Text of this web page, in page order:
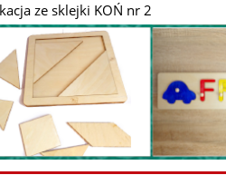
ze sklejki KOŃ nr 2